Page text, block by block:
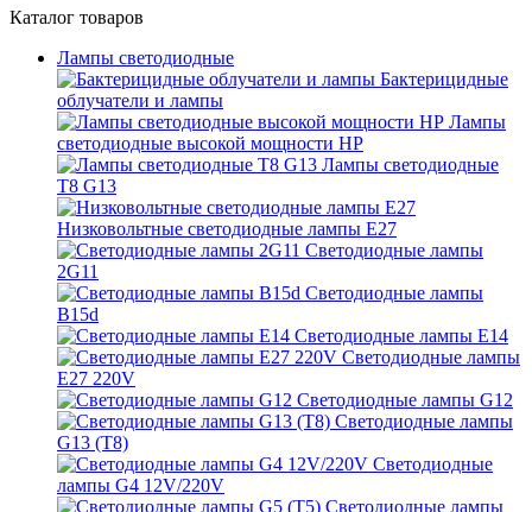
Каталог товаров
Лампы светодиодные
Бактерицидные
облучатели и лампы
Лампы
светодиодные высокой мощности HP
Лампы светодиодные
Т8 G13
Низковольтные светодиодные лампы E27
Светодиодные лампы
2G11
Светодиодные лампы
B15d
Светодиодные лампы E14
Светодиодные лампы
E27 220V
Светодиодные лампы G12
Светодиодные лампы
G13 (T8)
Светодиодные
лампы G4 12V/220V
Светодиодные лампы